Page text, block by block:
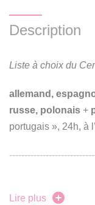
Description
Liste à choix du
allemand,
russe, polonais +
portugais », 24h, à
Lire plus